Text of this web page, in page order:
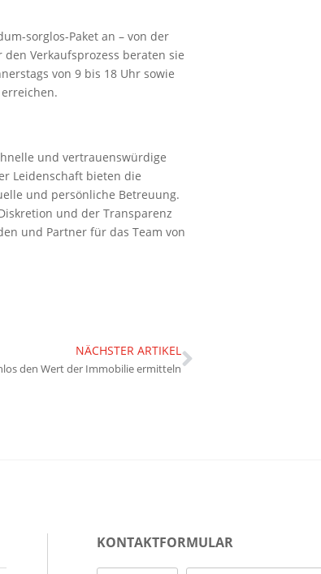
sorglos-Paket an – von der
Verkaufsprozess beraten sie
von 9 bis 18 Uhr sowie
und vertrauenswürdige
Leidenschaft bieten die
und persönliche Betreuung.
und der Transparenz
und Partner für das Team von
NÄCHSTER ARTIKEL
den Wert der Immobilie ermitteln
KONTAKTFORMULAR